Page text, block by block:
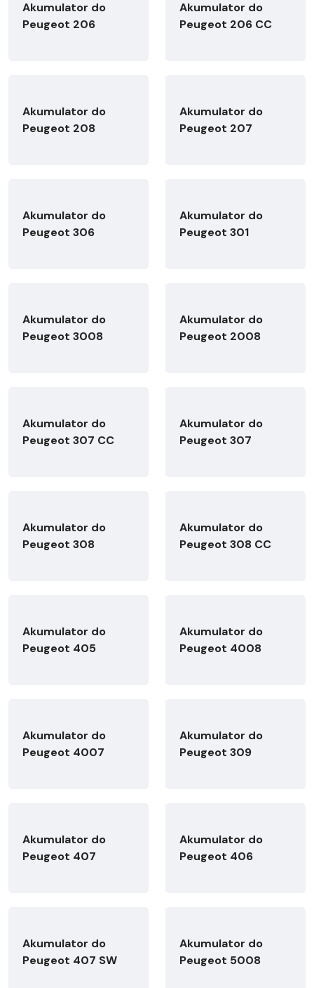
Akumulator do
Peugeot 206
Akumulator do
Peugeot 206 CC
Akumulator do
Peugeot 208
Akumulator do
Peugeot 207
Akumulator do
Peugeot 306
Akumulator do
Peugeot 301
Akumulator do
Peugeot 3008
Akumulator do
Peugeot 2008
Akumulator do
Peugeot 307 CC
Akumulator do
Peugeot 307
Akumulator do
Peugeot 308
Akumulator do
Peugeot 308 CC
Akumulator do
Peugeot 405
Akumulator do
Peugeot 4008
Akumulator do
Peugeot 4007
Akumulator do
Peugeot 309
Akumulator do
Peugeot 407
Akumulator do
Peugeot 406
Akumulator do
Peugeot 407 SW
Akumulator do
Peugeot 5008